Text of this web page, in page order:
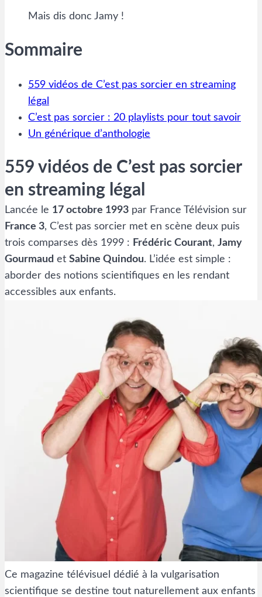
Mais dis donc Jamy !
Sommaire
559 vidéos de C’est pas sorcier en streaming
légal
C’est pas sorcier : 20 playlists pour tout savoir
Un générique d’anthologie
559 vidéos de C’est pas sorcier
en streaming légal
Lancée le 17 octobre 1993 par France Télévision sur
France 3, C’est pas sorcier met en scène deux puis
trois comparses dès 1999 : Frédéric Courant, Jamy
Gourmaud et Sabine Quindou. L’idée est simple :
aborder des notions scientifiques en les rendant
accessibles aux enfants.
Ce magazine télévisuel dédié à la vulgarisation
scientifique se destine tout naturellement aux enfants